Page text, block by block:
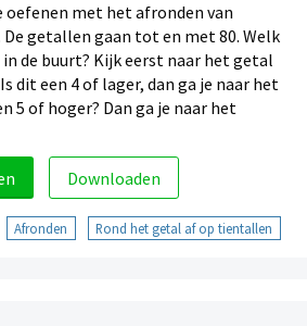
oefenen met het afronden van
getallen gaan tot en met 80. Welk
de buurt? Kijk eerst naar het getal
dit een 4 of lager, dan ga je naar het
5 of hoger? Dan ga je naar het
Downloaden
Afronden Rond het getal af op tientallen